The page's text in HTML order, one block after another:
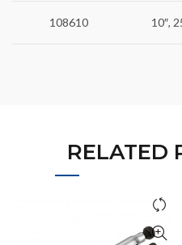
108610 10″,
RELATED